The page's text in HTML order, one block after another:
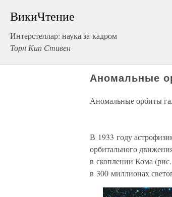
ВикиЧтение
Интерстеллар: наука за кадром
Торн Кип Стивен
Аномальные
Аномальные орбиты
В 1933 году
орбитального
в скоплении Кома
в 300 миллионах